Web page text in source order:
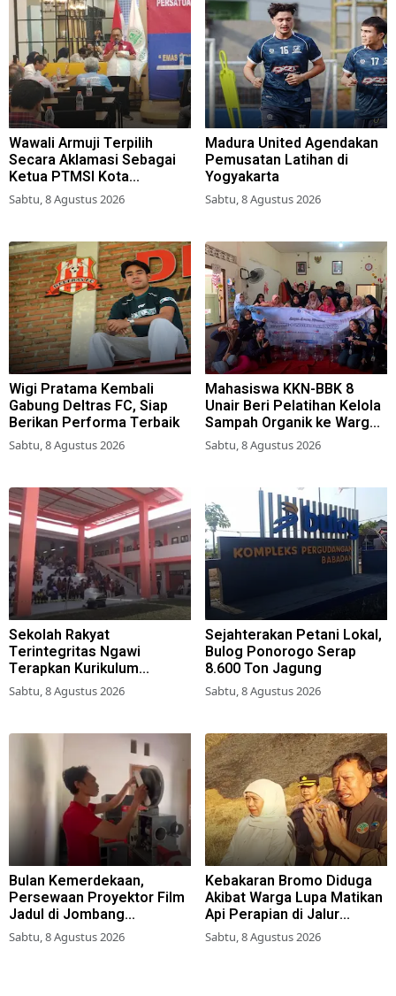
Wawali Armuji Terpilih
Secara Aklamasi Sebagai
Ketua PTMSI Kota
Surabaya
Sabtu, 8 Agustus 2026
Madura United Agendakan
Pemusatan Latihan di
Yogyakarta
Sabtu, 8 Agustus 2026
Wigi Pratama Kembali
Gabung Deltras FC, Siap
Berikan Performa Terbaik
Sabtu, 8 Agustus 2026
Mahasiswa KKN-BBK 8
Unair Beri Pelatihan Kelola
Sampah Organik ke Warga
Simokerto Surabaya
Sabtu, 8 Agustus 2026
Sekolah Rakyat
Terintegritas Ngawi
Terapkan Kurikulum
Berbasis Asrama
Sabtu, 8 Agustus 2026
Sejahterakan Petani Lokal,
Bulog Ponorogo Serap
8.600 Ton Jagung
Sabtu, 8 Agustus 2026
Bulan Kemerdekaan,
Persewaan Proyektor Film
Jadul di Jombang
Meningkat
Sabtu, 8 Agustus 2026
Kebakaran Bromo Diduga
Akibat Warga Lupa Matikan
Api Perapian di Jalur
Tradisional
Sabtu, 8 Agustus 2026